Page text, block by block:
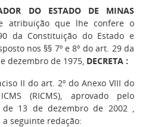
DO ESTADO DE MINAS
atribuição que lhe confere o
da Constituição do Estado e
nos §§ 7º e 8º do art. 29 da
dezembro de 1975, DECRETA :
II do art. 2º do Anexo VIII do
(RICMS), aprovado pelo
de 13 de dezembro de 2002 ,
seguinte redação: